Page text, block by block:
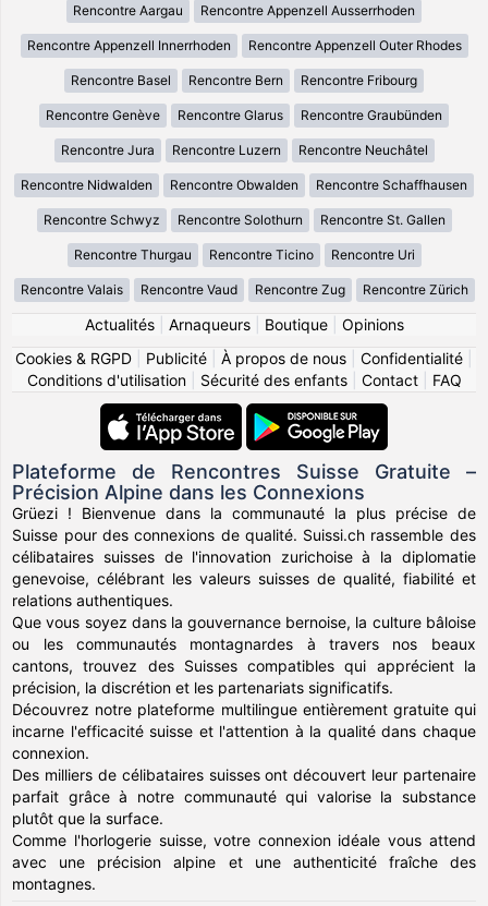
Rencontre Aargau Rencontre Appenzell Ausserrhoden
Rencontre Appenzell Innerrhoden Rencontre Appenzell Outer Rhodes
Rencontre Basel Rencontre Bern Rencontre Fribourg
Rencontre Genève Rencontre Glarus Rencontre Graubünden
Rencontre Jura Rencontre Luzern Rencontre Neuchâtel
Rencontre Nidwalden Rencontre Obwalden Rencontre Schaffhausen
Rencontre Schwyz Rencontre Solothurn Rencontre St. Gallen
Rencontre Thurgau Rencontre Ticino Rencontre Uri
Rencontre Valais Rencontre Vaud Rencontre Zug Rencontre Zürich
Actualités| Arnaqueurs| Boutique| Opinions
Cookies & RGPD
Publicité À propos de nous Confidentialité
Conditions d'utilisation| Sécurité des enfants| Contact| FAQ
Plateforme de Rencontres Suisse Gratuite –
Précision Alpine dans les Connexions
Grüezi ! Bienvenue dans la communauté la plus précise de
Suisse pour des connexions de qualité. Suissi.ch rassemble des
célibataires suisses de l'innovation zurichoise à la diplomatie
genevoise, célébrant les valeurs suisses de qualité, fiabilité et
relations authentiques.
Que vous soyez dans la gouvernance bernoise, la culture bâloise
ou les communautés montagnardes à travers nos beaux
cantons, trouvez des Suisses compatibles qui apprécient la
précision, la discrétion et les partenariats significatifs.
Découvrez notre plateforme multilingue entièrement gratuite qui
incarne l'efficacité suisse et l'attention à la qualité dans chaque
connexion.
Des milliers de célibataires suisses ont découvert leur partenaire
parfait grâce à notre communauté qui valorise la substance
plutôt que la surface.
Comme l'horlogerie suisse, votre connexion idéale vous attend
avec une précision alpine et une authenticité fraîche des
montagnes.